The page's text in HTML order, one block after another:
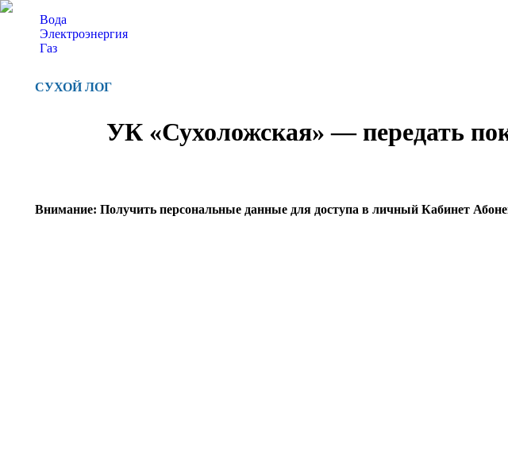
Вода
Электроэнергия
Газ
СУХОЙ ЛОГ
УК «Сухоложская» — передать
Внимание: Получить персональные данные для доступа в личный Кабинет